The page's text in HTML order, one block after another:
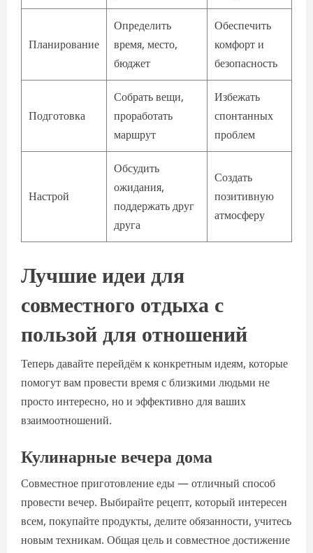
Планирование
Определить
время, место,
бюджет
Обеспечить
комфорт и
безопасность
Подготовка
Собрать вещи,
проработать
маршрут
Избежать
спонтанных
проблем
Настрой
Обсудить
ожидания,
поддержать друг
друга
Создать
позитивную
атмосферу
Лучшие идеи для
совместного отдыха с
пользой для отношений
Теперь давайте перейдём к конкретным идеям, которые
помогут вам провести время с близкими людьми не
просто интересно, но и эффективно для ваших
взаимоотношений.
Кулинарные вечера дома
Совместное приготовление еды — отличный способ
провести вечер. Выбирайте рецепт, который интересен
всем, покупайте продукты, делите обязанности, учитесь
новым техникам. Общая цель и совместное достижение